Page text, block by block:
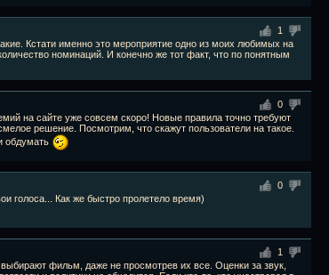
1
Кстати именно это мероприятие одно из моих любимых на
номинаций. И конечно же тот факт, что по понятным
0
на сайте уже совсем скоро! Новые правила точно требуют
решение. Посмотрим, что скажут пользователи на такое.
обдумать
0
голоса... Как же быстро пролетело время)
1
фильм, даже не просмотрев их все. Оценки за звук,